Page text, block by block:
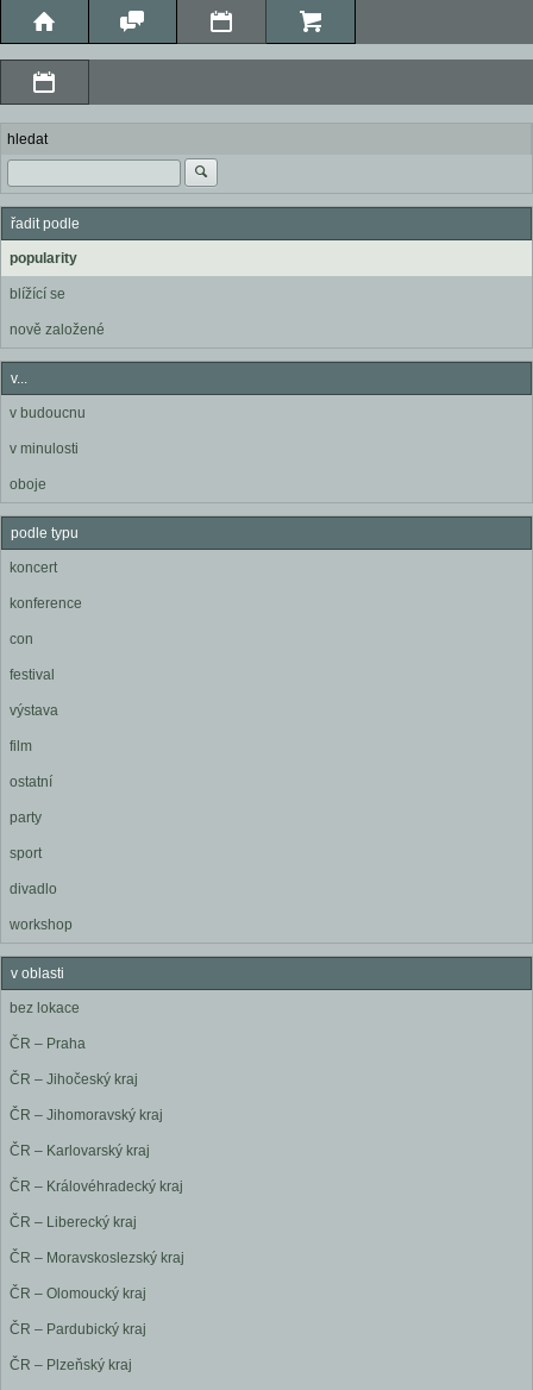
hledat
řadit podle
popularity
blížící se
nově založené
v...
v budoucnu
v minulosti
oboje
podle typu
koncert
konference
con
festival
výstava
film
ostatní
party
sport
divadlo
workshop
v oblasti
bez lokace
ČR – Praha
ČR – Jihočeský kraj
ČR – Jihomoravský kraj
ČR – Karlovarský kraj
ČR – Královéhradecký kraj
ČR – Liberecký kraj
ČR – Moravskoslezský kraj
ČR – Olomoucký kraj
ČR – Pardubický kraj
ČR – Plzeňský kraj